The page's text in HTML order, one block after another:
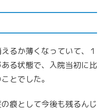
るか薄くなっていて、１
る状態で、入院当初に比
とでした。
痕として今後も残るんじ